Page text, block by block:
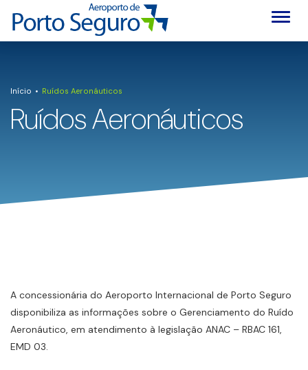
Início Ruídos Aeronáuticos
Ruídos Aeronáuticos
A concessionária do Aeroporto Internacional de Porto Seguro
disponibiliza as informações sobre o Gerenciamento do Ruído
Aeronáutico, em atendimento à legislação ANAC – RBAC 161,
EMD 03.